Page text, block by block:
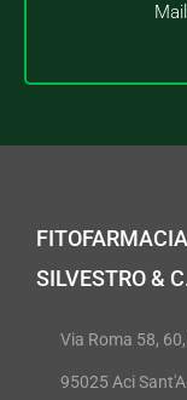
SILVESTRO &
Via Roma 58,
95025 Aci